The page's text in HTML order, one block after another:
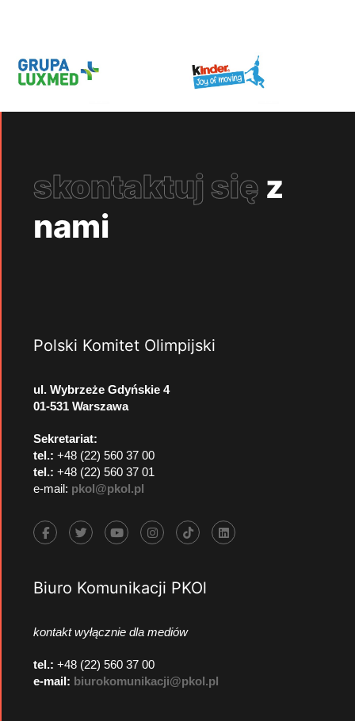
skontaktuj się z
nami
Polski Komitet Olimpijski
ul. Wybrzeże Gdyńskie 4
01-531 Warszawa
Sekretariat:
tel.: +48 (22) 560 37 00
tel.: +48 (22) 560 37 01
e-mail: pkol@pkol.pl
Biuro Komunikacji PKOl
kontakt wyłącznie dla mediów
tel.: +48 (22) 560 37 00
e-mail: biurokomunikacji@pkol.pl